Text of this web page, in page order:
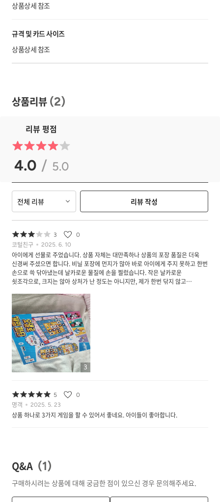
상품상세 참조
규격 및 카드 사이즈
상품상세 참조
상품리뷰 (2)
리뷰 평점
4.0 / 5.0
전체 리뷰 리뷰 작성
3 0
코털친구 2025. 6. 10
아이에게 선물로 주었습니다. 상품 자체는 대만족하나 상품의 포장 품질은 더욱
신경써 주셨으면 합니다. 비닐 포장에 먼지가 많아 바로 아이에게 주지 못하고 한번
손으로 쓱 닦아냈는데 날카로운 물질에 손을 찔렀습니다. 작은 날카로운
쇳조각으로, 크지는 않아 상처가 난 정도는 아니지만, 제가 한번 닦지 않고
제품을 한번 정도는 털고 보내주시는 것이 어떨까요? 게임자체는 매우 만족
합니다. 한번에 3가지 게임을 할 수 있기도 하고, 접근하기도 쉽고 플라스틱
구성물이 내구성도 좋아 아이가 너무 좋아합니다. 제품 자체는 별점 5점 드리고
싶습니다.
3
5 0
명객 2025. 5. 23
상품 하나로 3가지 게임을 할 수 있어서 좋네요. 아이들이 좋아합니다.
Q&A (1)
구매하시려는 상품에 대해 궁금한 점이 있으신 경우 문의해주세요.